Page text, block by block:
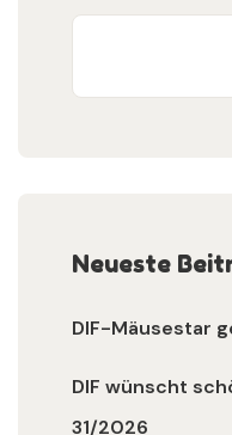
Neueste
DIF-Mäusestar
DIF wünscht
31/2026